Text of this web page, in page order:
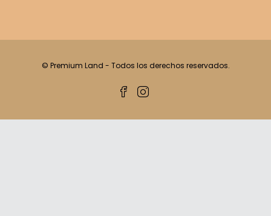
© Premium Land - Todos los derechos reservados.